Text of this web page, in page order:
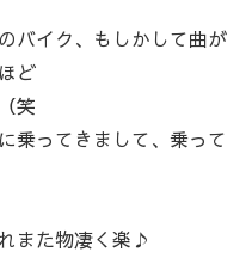
バイク、もしかして曲が
ど
笑
乗ってきまして、乗って
また物凄く楽♪